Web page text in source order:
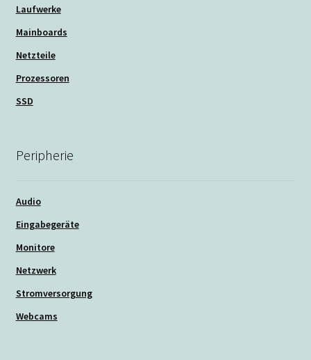
Laufwerke
Mainboards
Netzteile
Prozessoren
SSD
Peripherie
Audio
Eingabegeräte
Monitore
Netzwerk
Stromversorgung
Webcams